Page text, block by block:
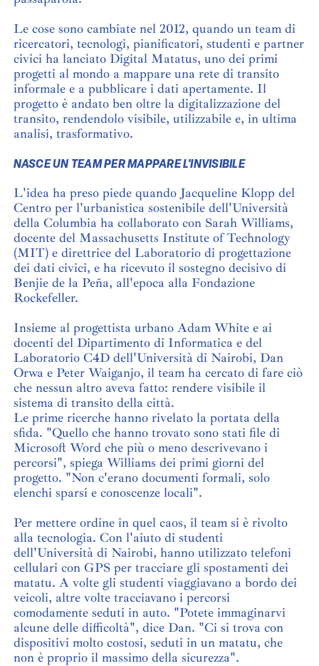
Le cose sono cambiate nel 2012, quando un team di
ricercatori, tecnologi, pianificatori, studenti e partner
civici ha lanciato Digital Matatus, uno dei primi
progetti al mondo a mappare una rete di transito
informale e a pubblicare i dati apertamente. Il
progetto è andato ben oltre la digitalizzazione del
transito, rendendolo visibile, utilizzabile e, in ultima
analisi, trasformativo.
NASCE UN TEAM PER MAPPARE L'INVISIBILE
L'idea ha preso piede quando Jacqueline Klopp del
Centro per l'urbanistica sostenibile dell'Università
della Columbia ha collaborato con Sarah Williams,
docente del Massachusetts Institute of Technology
(MIT) e direttrice del Laboratorio di progettazione
dei dati civici, e ha ricevuto il sostegno decisivo di
Benjie de la Peña, all'epoca alla Fondazione
Rockefeller.
Insieme al progettista urbano Adam White e ai
docenti del Dipartimento di Informatica e del
Laboratorio C4D dell'Università di Nairobi, Dan
Orwa e Peter Waiganjo, il team ha cercato di fare ciò
che nessun altro aveva fatto: rendere visibile il
sistema di transito della città.
Le prime ricerche hanno rivelato la portata della
sfida. "Quello che hanno trovato sono stati file di
Microsoft Word che più o meno descrivevano i
percorsi", spiega Williams dei primi giorni del
progetto. "Non c'erano documenti formali, solo
elenchi sparsi e conoscenze locali".
Per mettere ordine in quel caos, il team si è rivolto
alla tecnologia. Con l'aiuto di studenti
dell'Università di Nairobi, hanno utilizzato telefoni
cellulari con GPS per tracciare gli spostamenti dei
matatu. A volte gli studenti viaggiavano a bordo dei
veicoli, altre volte tracciavano i percorsi
comodamente seduti in auto. "Potete immaginarvi
alcune delle difficoltà", dice Dan. "Ci si trova con
dispositivi molto costosi, seduti in un matatu, che
non è proprio il massimo della sicurezza".